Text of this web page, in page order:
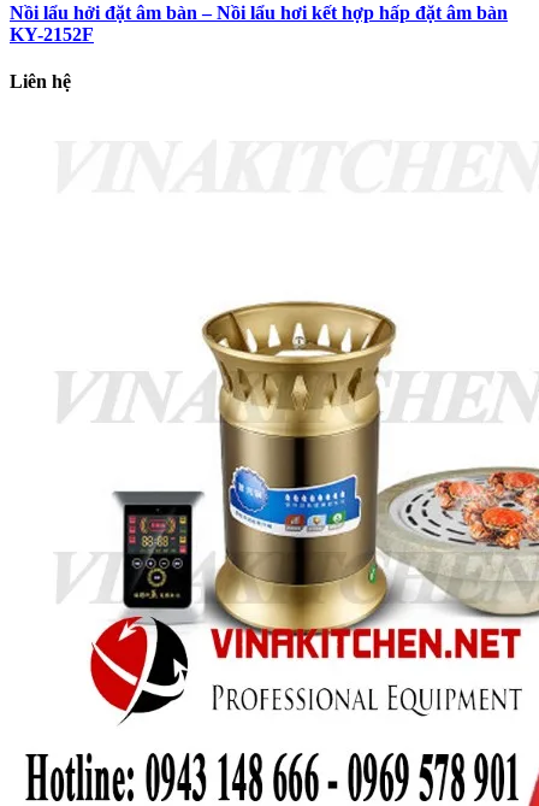
Nồi lẩu hởi đặt âm bàn – Nồi lẩu hơi kết hợp hấp đặt âm bàn
KY-2152F
Liên hệ